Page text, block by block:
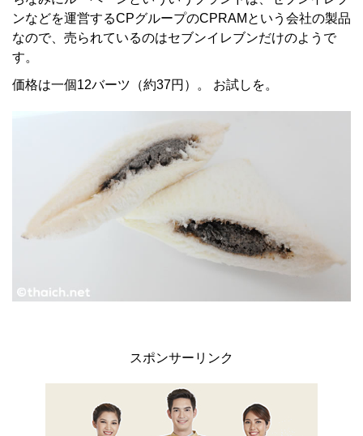
ンなどを運営するCPグループのCPRAMという会社の製品
なので、売られているのはセブンイレブンだけのようで
す。
価格は一個12バーツ（約37円）。 お試しを。
スポンサーリンク